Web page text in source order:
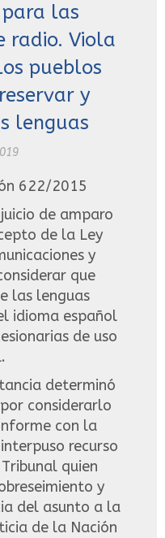
las
radio. Viola
pueblos
y
lenguas
622/2015
de amparo
de la Ley
y
que
las lenguas
idioma español
de uso
determinó
considerarlo
con la
recurso
quien
y
del asunto a la
de la Nación